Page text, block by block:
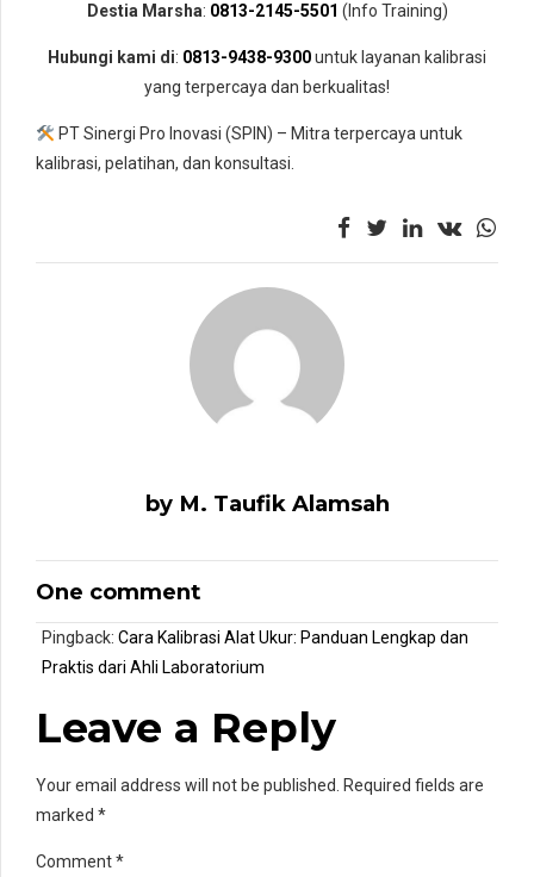
Destia Marsha: 0813-2145-5501 (Info Training)
Hubungi kami di: 0813-9438-9300untuk layanan kalibrasi
yang terpercaya dan berkualitas!
PT Sinergi Pro Inovasi (SPIN) – Mitra terpercaya untuk
kalibrasi, pelatihan, dan konsultasi.
by M. Taufik Alamsah
One comment
Pingback: Cara Kalibrasi Alat Ukur: Panduan Lengkap dan
Praktis dari Ahli Laboratorium
Leave a Reply
Your email address will not be published. Required fields are
marked *
Comment*